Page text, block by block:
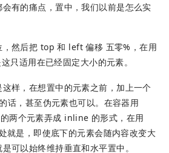
有的痛点，置中，我们以前是怎么实
，然后把 top 和 left 偏移 五零%，在用
只适用在已经固定大小的元素。
样，在想置中的元素之前，加上一个
话，甚至伪元素也可以。在容器用
两个元素弄成 inline 的形式，在用
是，即使底下的元素会随内容改变大
可以始终维持垂直和水平置中。